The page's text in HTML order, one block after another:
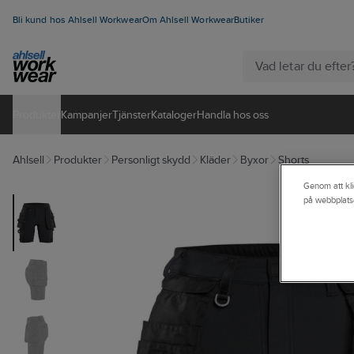
Bli kund hos Ahlsell WorkwearOm Ahlsell WorkwearButiker
KampanjerTjänsterKatalogerHandla hos oss
Ahlsell Produkter Personligt skydd Kläder Byxor Shorts
Genom att
på